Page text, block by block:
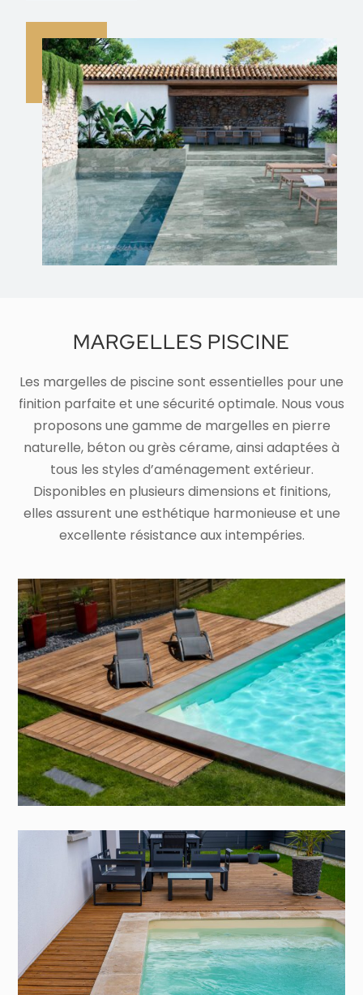
MARGELLES PISCINE
Les margelles de piscine sont essentielles pour une
finition parfaite et une sécurité optimale. Nous vous
proposons une gamme de margelles en pierre
naturelle, béton ou grès cérame, ainsi adaptées à
tous les styles d’aménagement extérieur.
Disponibles en plusieurs dimensions et finitions,
elles assurent une esthétique harmonieuse et une
excellente résistance aux intempéries.